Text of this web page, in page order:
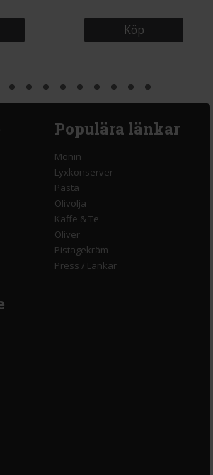
Köp
Populära länkar
Monin
Lyxkonserver
Pasta
Olivolja
Kaffe & Te
Oliver
Pistagekräm
Press / Länkar